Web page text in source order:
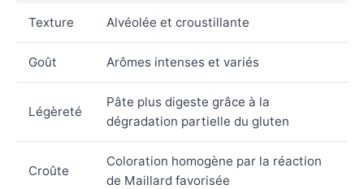
Texture Alvéolée et croustillante
Goût Arômes intenses et variés
Légèreté
Pâte plus digeste grâce à la
dégradation partielle du gluten
Croûte
Coloration homogène par la réaction
de Maillard favorisée